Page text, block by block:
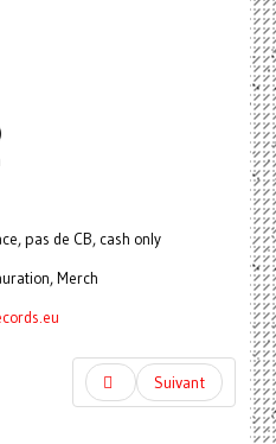
pas de CB, cash only
Merch
Suivant